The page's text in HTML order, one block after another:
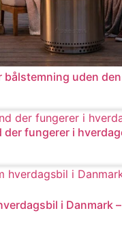
bålstemning uden
fungerer i
i Danmark